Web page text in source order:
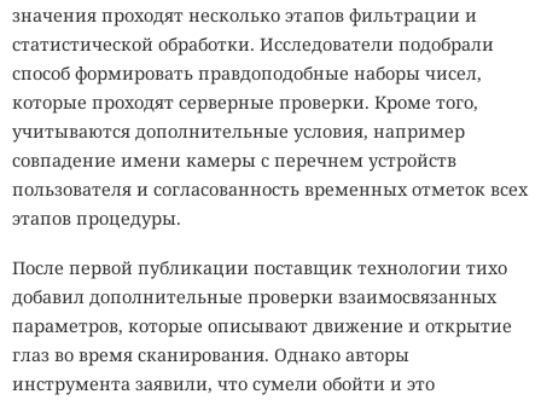
значения проходят несколько этапов фильтрации и
статистической обработки. Исследователи подобрали
способ формировать правдоподобные наборы чисел,
которые проходят серверные проверки. Кроме того,
учитываются дополнительные условия, например
совпадение имени камеры с перечнем устройств
пользователя и согласованность временных отметок всех
этапов процедуры.
После первой публикации поставщик технологии тихо
добавил дополнительные проверки взаимосвязанных
параметров, которые описывают движение и открытие
глаз во время сканирования. Однако авторы
инструмента заявили, что сумели обойти и это